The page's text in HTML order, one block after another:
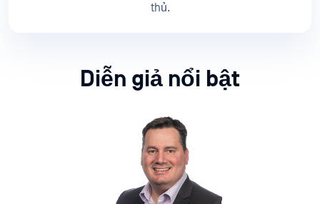
thủ.
Diễn giả nổi bật